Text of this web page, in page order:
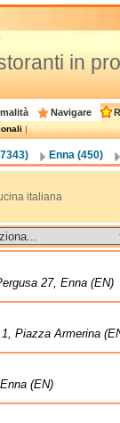
in
Navigare
|
Enna (450)
italiana
27, Enna (EN)
Piazza Armerina
(EN)